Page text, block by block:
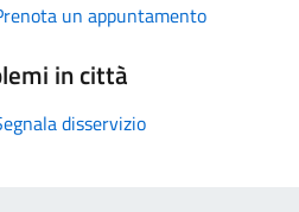
un appuntamento
in città
disservizio